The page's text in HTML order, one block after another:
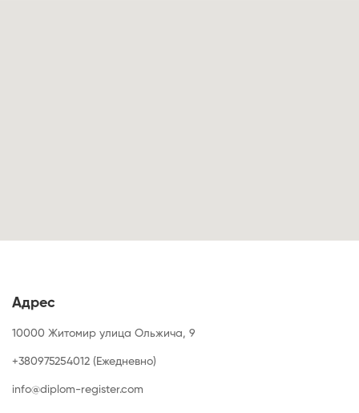
Адрес
10000 Житомир улица Ольжича, 9
+380975254012 (Ежедневно)
info@diplom-register.com